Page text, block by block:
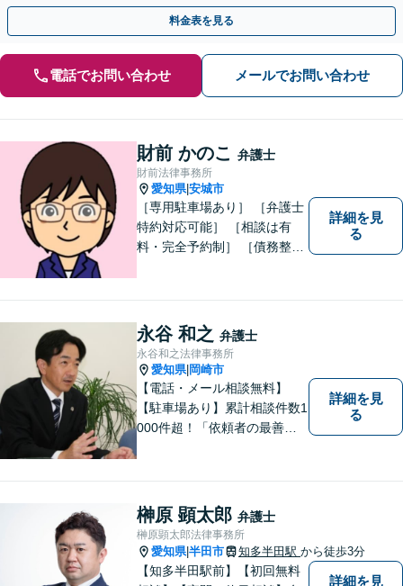
料金表を見る
電話でお問い合わせ メールでお問い合わせ
財前 かのこ 弁護士
財前法律事務所
愛知県|安城市
［専用駐車場あり］ ［弁護士
特約対応可能］ ［相談は有
料・完全予約制］ ［債務整理
りになる街の法律家を目指し
ています。 暮らしのトラブ
ル、まずはご相談ください。
詳細を見
る
永谷 和之 弁護士
永谷和之法律事務所
愛知県| 岡崎市
【電話・メール相談無料】
【駐車場あり】累計相談件数1
000件超！「依頼者の最善の
トな解決を考え抜きます。お
気軽にご相談ください！【完
全個室対応】
詳細を見
る
榊原 顕太郎 弁護士
榊原顕太郎法律事務所
愛知県|半田市 知多半田駅 から徒歩3分
【知多半田駅前】【初回無料
詳細を見